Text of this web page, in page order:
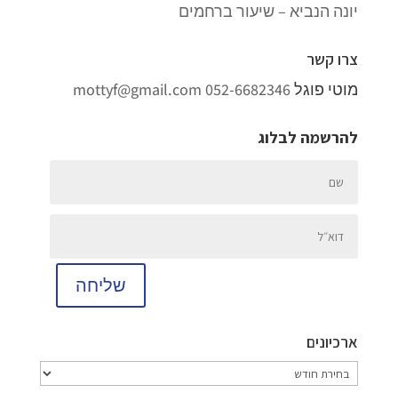
יונה הנביא – שיעור ברחמים
צרו קשר
מוטי פוגל052-6682346
mottyf@gmail.com
להרשמה לבלוג
שליחה
ארכיונים
ארכיונים